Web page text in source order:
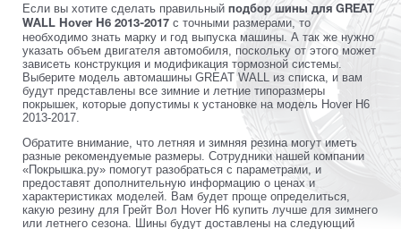
Если вы хотите сделать правильный подбор шины для GREAT
WALL Hover H6 2013-2017 с точными размерами, то
необходимо знать марку и год выпуска машины. А так же нужно
указать объем двигателя автомобиля, поскольку от этого может
зависеть конструкция и модификация тормозной системы.
Выберите модель автомашины GREAT WALL из списка, и вам
будут представлены все зимние и летние типоразмеры
покрышек, которые допустимы к установке на модель Hover H6
2013-2017.
Обратите внимание, что летняя и зимняя резина могут иметь
разные рекомендуемые размеры. Сотрудники нашей компании
«Покрышка.ру» помогут разобраться с параметрами, и
предоставят дополнительную информацию о ценах и
характеристиках моделей. Вам будет проще определиться,
какую резину для Грейт Вол Hover H6 купить лучше для зимнего
или летнего сезона. Шины будут доставлены на следующий